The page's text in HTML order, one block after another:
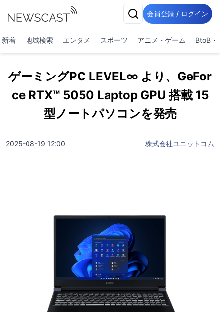
会員登録 / ログイン
新着 地域検索 エンタメ スポーツ アニメ・ゲーム BtoB・
ゲーミングPC LEVEL∞ より、GeFor
ce RTX™ 5050 Laptop GPU 搭載 15
型ノートパソコンを発売
2025-08-19 12:00 株式会社ユニットコム